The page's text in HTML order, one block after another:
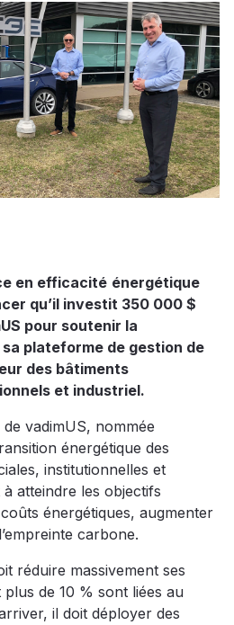
en efficacité énergétique
qu’il investit 350 000 $
pour soutenir la
plateforme de gestion de
des bâtiments
et industriel.
vadimUS, nommée
énergétique des
institutionnelles et
atteindre les objectifs
énergétiques, augmenter
carbone.
réduire massivement ses
plus de 10 % sont liées au
il doit déployer des